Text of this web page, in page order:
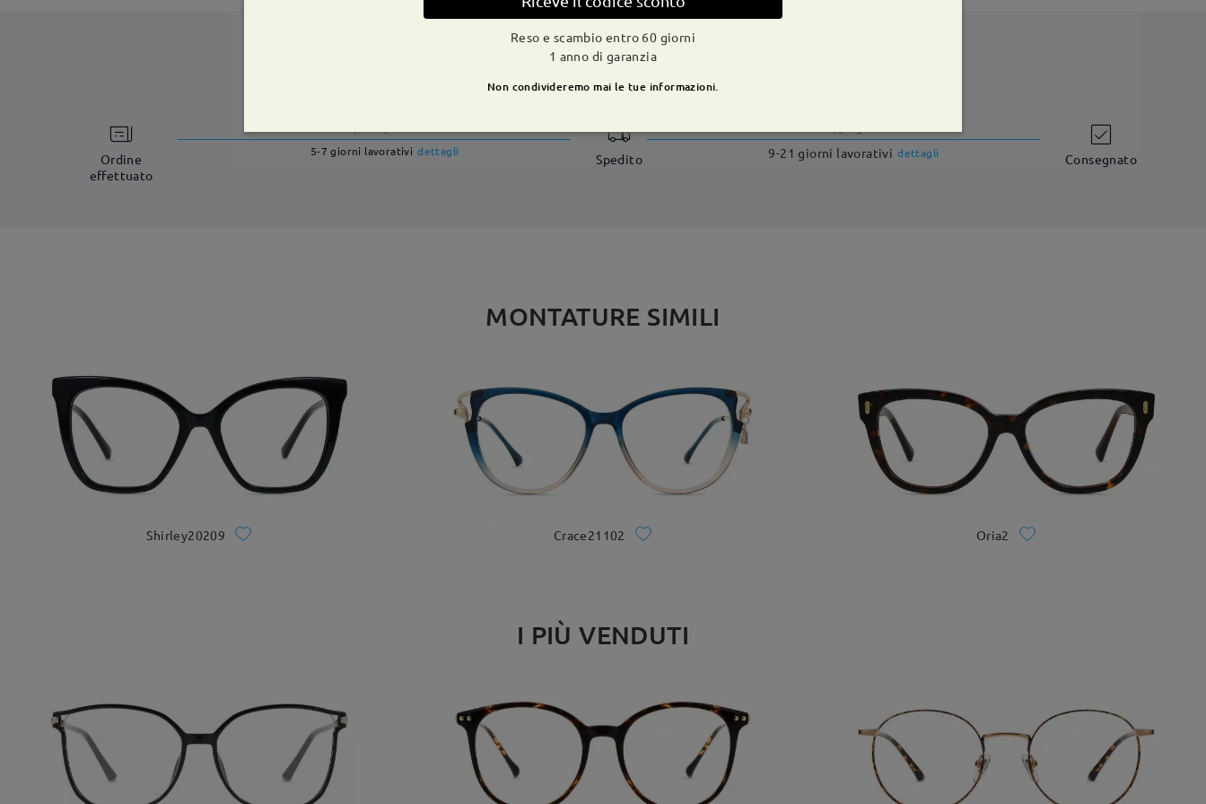
CONSEGNA
Ordine
effettuato
5-7 giorni lavorativi dettagli Spedito 9-21 giorni lavorativi dettagli Consegnato
MONTATURE SIMILI
Shirley20209 Crace21102 Oria2
I PIÙ VENDUTI
Reso e scambio entro 60 giorni
1 anno di garanzia
Non condivideremo mai le tue informazioni.